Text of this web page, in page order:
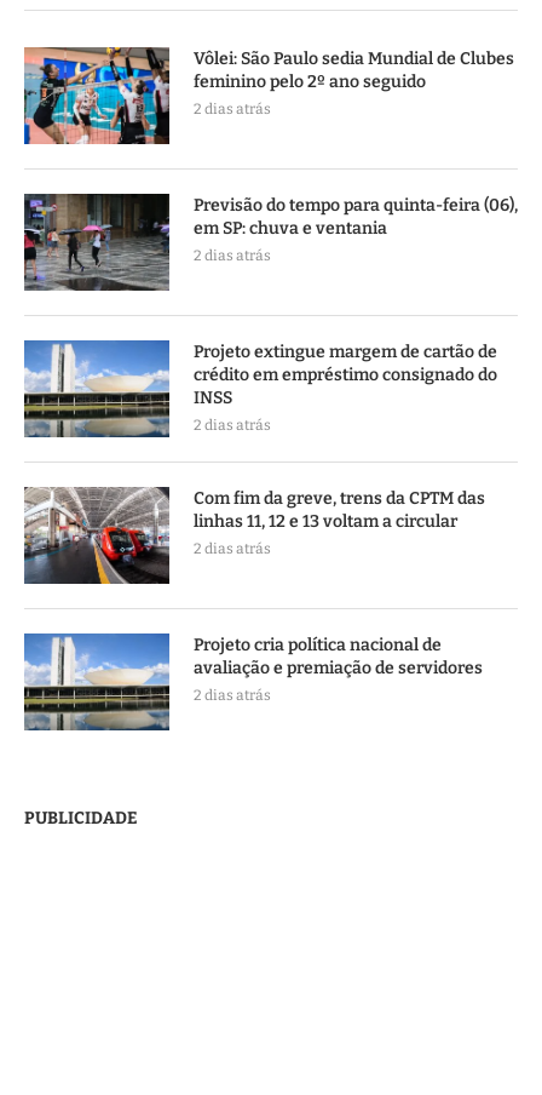
Vôlei: São Paulo sedia Mundial de Clubes
feminino pelo 2º ano seguido
2 dias atrás
Previsão do tempo para quinta-feira (06),
em SP: chuva e ventania
2 dias atrás
Projeto extingue margem de cartão de
crédito em empréstimo consignado do
INSS
2 dias atrás
Com fim da greve, trens da CPTM das
linhas 11, 12 e 13 voltam a circular
2 dias atrás
Projeto cria política nacional de
avaliação e premiação de servidores
2 dias atrás
PUBLICIDADE